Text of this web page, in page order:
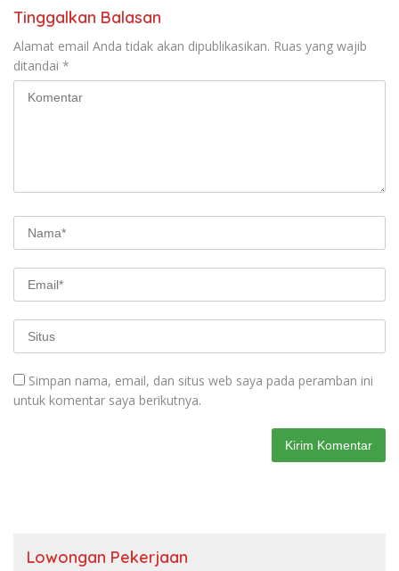
Tinggalkan Balasan
Alamat email Anda tidak akan dipublikasikan. Ruas yang wajib
ditandai *
Simpan nama, email, dan situs web saya pada peramban ini
untuk komentar saya berikutnya.
Lowongan Pekerjaan